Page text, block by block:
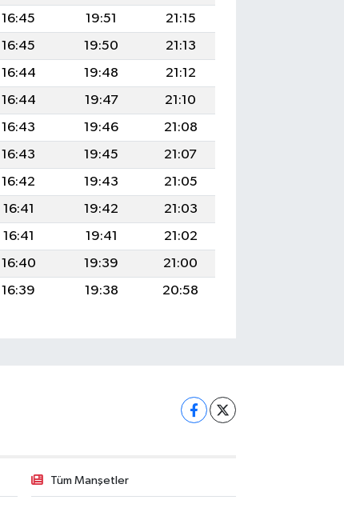
16:45 19:51
21:15
16:45 19:50
21:13
16:44 19:48
21:12
16:44 19:47
21:10
16:43 19:46
21:08
16:43 19:45
21:07
16:42 19:43
21:05
16:41 19:42
21:03
16:41 19:41
21:02
16:40 19:39
21:00
16:39 19:38 20:58
Tüm Manşetler